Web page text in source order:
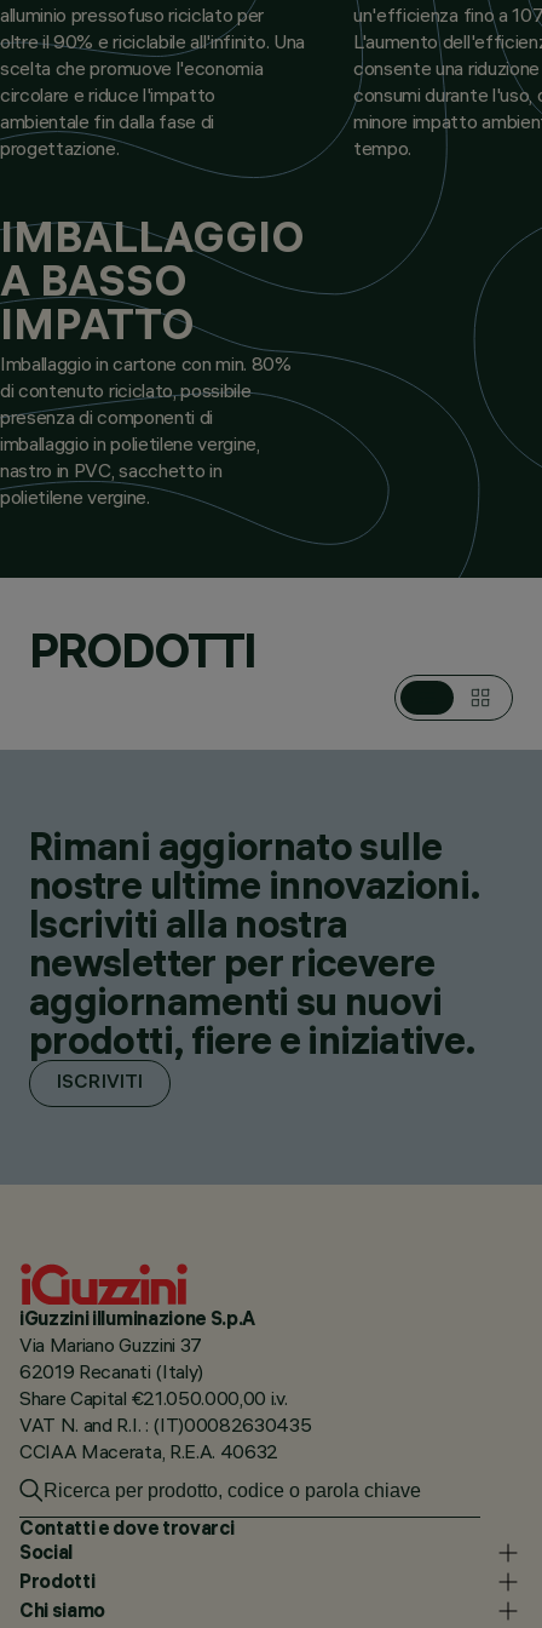
alluminio pressofuso riciclato per
oltre il 90% e riciclabile all'infinito. Una
scelta che promuove l'economia
circolare e riduce l'impatto
ambientale fin dalla fase di
progettazione.
un'efficienza fino a
L'aumento
consente una
consumi durante l'uso,
minore impatto
tempo.
IMBALLAGGIO
A BASSO
IMPATTO
Imballaggio in cartone con min. 80%
di contenuto riciclato, possibile
presenza di componenti di
imballaggio in polietilene vergine,
nastro in PVC, sacchetto in
polietilene vergine.
PRODOTTI
Rimani aggiornato sulle
nostre ultime innovazioni.
Iscriviti alla nostra
newsletter per ricevere
aggiornamenti su nuovi
prodotti, fiere e iniziative.
ISCRIVITI
iGuzzini illuminazione S.p.A
Via Mariano Guzzini 37
62019 Recanati (Italy)
Share Capital €21.050.000,00 i.v.
VAT N. and R.I. : (IT)00082630435
CCIAA Macerata, R.E.A. 40632
Contatti e dove trovarci
Social
Prodotti
Chi siamo